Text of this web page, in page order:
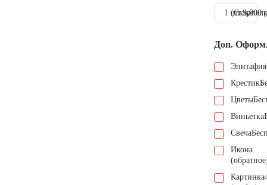
1 шт.9.000
Доп.
Эпитафия
Крестик
Цветы
Виньетка
Свеча
Икона
Картинка